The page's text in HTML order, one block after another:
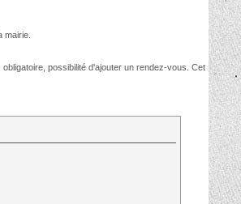
mairie.
possibilité d'ajouter un rendez-vous. Cet